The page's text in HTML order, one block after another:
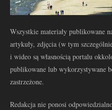
Wszystkie materiały publikowane
artykuły, zdjęcia (w tym
i wideo są własnością portalu
publikowane lub wykorzystywane
zastrzeżone.
Redakcja nie ponosi